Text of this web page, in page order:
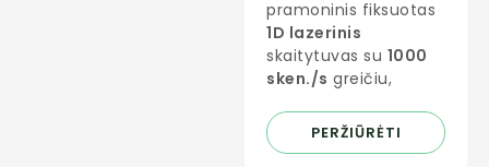
pramoninis fiksuotas
1D lazerinis
skaitytuvas su 1000
sken./s greičiu,
PERŽIŪRĖTI